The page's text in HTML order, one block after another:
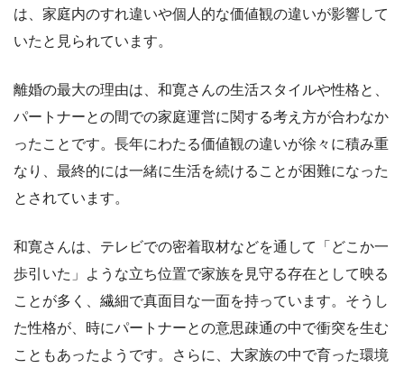
は、家庭内のすれ違いや個人的な価値観の違いが影響して
いたと見られています。
離婚の最大の理由は、和寛さんの生活スタイルや性格と、
パートナーとの間での家庭運営に関する考え方が合わなか
ったことです。長年にわたる価値観の違いが徐々に積み重
なり、最終的には一緒に生活を続けることが困難になった
とされています。
和寛さんは、テレビでの密着取材などを通して「どこか一
歩引いた」ような立ち位置で家族を見守る存在として映る
ことが多く、繊細で真面目な一面を持っています。そうし
た性格が、時にパートナーとの意思疎通の中で衝突を生む
こともあったようです。さらに、大家族の中で育った環境